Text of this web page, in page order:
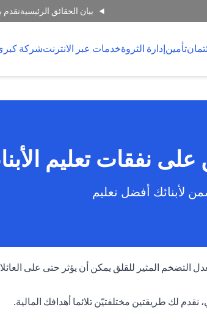
بيان الحقائق الرئيسيةتقدم
تأمينإدارة الثروةخدمات عبر الانترنتشركة
نفقات تعليم
لأبنائك أفضل تعليم
التضخم المثير للقلق يمكن أن يؤثر حتى على
لك طريقتين مختلفتيّن تلائما أهدافك المالية.